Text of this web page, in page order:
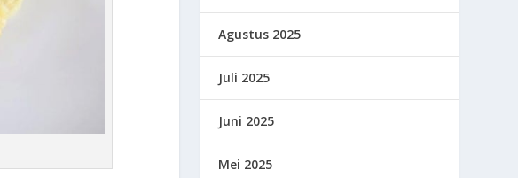
Agustus 2025
Juli 2025
Juni 2025
Mei 2025